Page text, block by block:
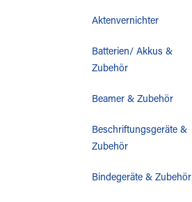
Aktenvernichter
Batterien/ Akkus &
Zubehör
Beamer & Zubehör
Beschriftungsgeräte &
Zubehör
Bindegeräte & Zubehör